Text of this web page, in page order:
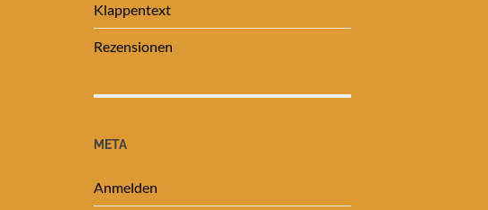
Klappentext
Rezensionen
META
Anmelden